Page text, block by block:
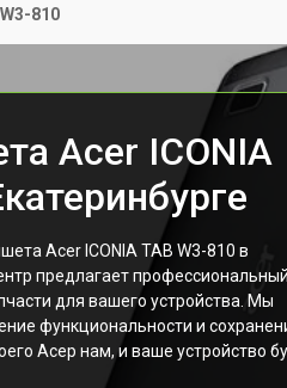
W3-810
Acer ICONIA
Acer ICONIA TAB W3-810 в
предлагает профессиональный
для вашего устройства. Мы
функциональности и
Асер нам, и ваше устройство